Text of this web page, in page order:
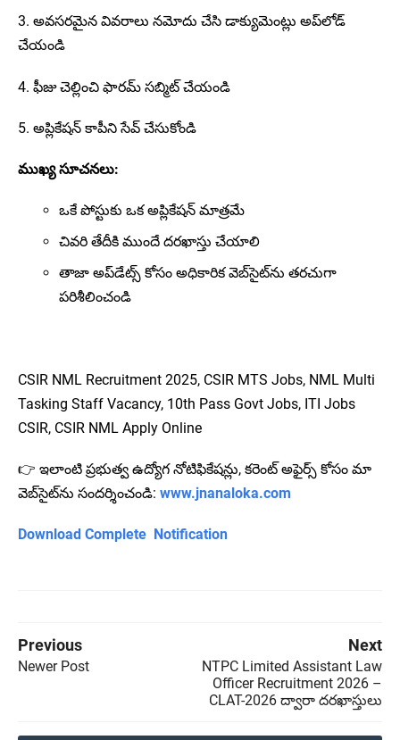
3. అవసరమైన వివరాలు నమోదు చేసి డాక్యుమెంట్లు అప్‌లోడ్
చేయండి
4. ఫీజు చెల్లించి ఫారమ్ సబ్మిట్ చేయండి
5. అప్లికేషన్ కాపీని సేవ్ చేసుకోండి
ముఖ్య సూచనలు:
ఒకే పోస్టుకు ఒక అప్లికేషన్ మాత్రమే
చివరి తేదీకి ముందే దరఖాస్తు చేయాలి
తాజా అప్‌డేట్స్ కోసం అధికారిక వెబ్‌సైట్‌ను తరచుగా
పరిశీలించండి
CSIR NML Recruitment 2025, CSIR MTS Jobs, NML Multi
Tasking Staff Vacancy, 10th Pass Govt Jobs, ITI Jobs
CSIR, CSIR NML Apply Online
👉 ఇలాంటి ప్రభుత్వ ఉద్యోగ నోటిఫికేషన్లు, కరెంట్ అఫైర్స్ కోసం మా
వెబ్‌సైట్‌ను సందర్శించండి: www.jnanaloka.com
Download Complete Notification
Previous
Newer Post
Next
NTPC Limited Assistant Law
Officer Recruitment 2026 –
CLAT-2026 ద్వారా దరఖాస్తులు